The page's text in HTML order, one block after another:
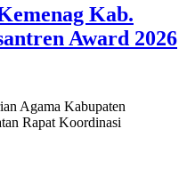
Kab.
Award 2026
Agama Kabupaten
Rapat Koordinasi